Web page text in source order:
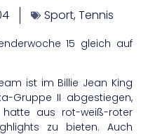
Sport,Tennis
15 gleich auf
ist im Billie Jean King
Gruppe II abgestiegen,
aus rot-weiß-roter
zu bieten. Auch